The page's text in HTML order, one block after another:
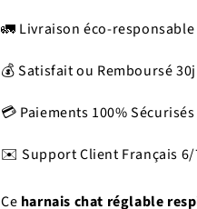
🚛 Livraison éco-responsable
💰 Satisfait ou Remboursé 30j
💳 Paiements 100% Sécurisés
✉️ Support Client Français 6/
Ce harnais chat réglable